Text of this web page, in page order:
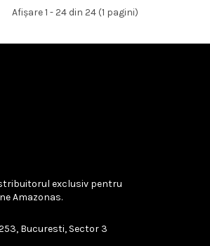
Afişare 1 - 24 din 24 (1 pagini)
exclusiv pentru
Amazonas.
Bucuresti, Sector 3